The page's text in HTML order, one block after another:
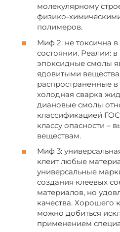
молекулярному
физико-
полимеров.
Миф 2: не токсична
состоянии. Реалии:
эпоксидные смолы
ядовитыми
распространенные в
холодная сварка
диановые смолы
классификацией
классу опасности –
веществам.
Миф 3:
клеит любые
универсальные
создания клеевых
материалов, но
качества. Хорошего
можно добиться
применением